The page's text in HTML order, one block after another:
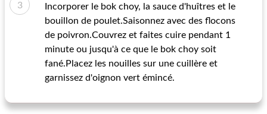
Incorporer le bok choy, la sauce d'huîtres et le
bouillon de poulet.Saisonnez avec des flocons
de poivron.Couvrez et faites cuire pendant 1
minute ou jusqu'à ce que le bok choy soit
fané.Placez les nouilles sur une cuillère et
garnissez d'oignon vert émincé.